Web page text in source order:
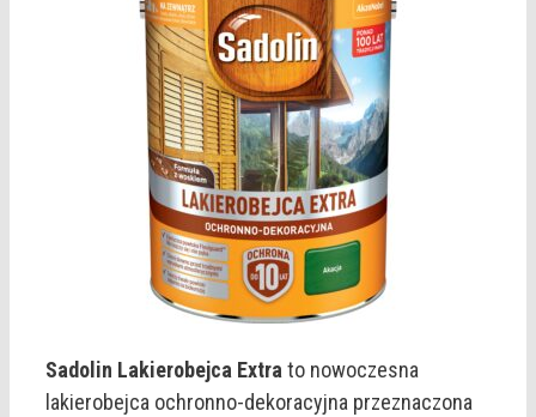
Sadolin Lakierobejca Extrato nowoczesna
lakierobejca ochronno-dekoracyjna przeznaczona